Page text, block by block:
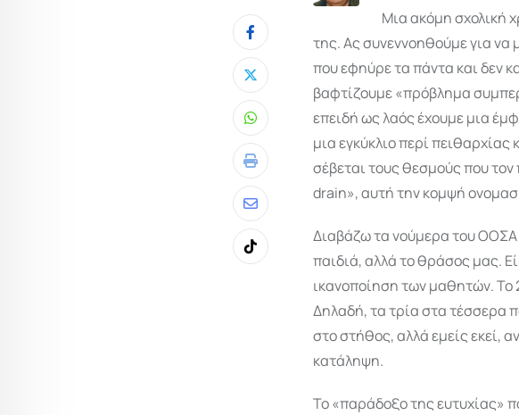
Whatsapp
Print
Share
via
Email
Tiktok
Μια ακόμη σχολική
της. Ας συνεννοηθούμε για
που εφηύρε τα πάντα και δεν
βαφτίζουμε «πρόβλημα
επειδή ως λαός έχουμε μια
μια εγκύκλιο περί
σέβεται τους θεσμούς που
drain», αυτή την κομψή
Διαβάζω τα νούμερα του ΟΟΣΑ
παιδιά, αλλά το θράσος μας.
ικανοποίηση των μαθητών. Το
Δηλαδή, τα τρία στα τέσσερα
στο στήθος, αλλά εμείς εκεί,
κατάληψη.
Το «παράδοξο της ευτυχίας»